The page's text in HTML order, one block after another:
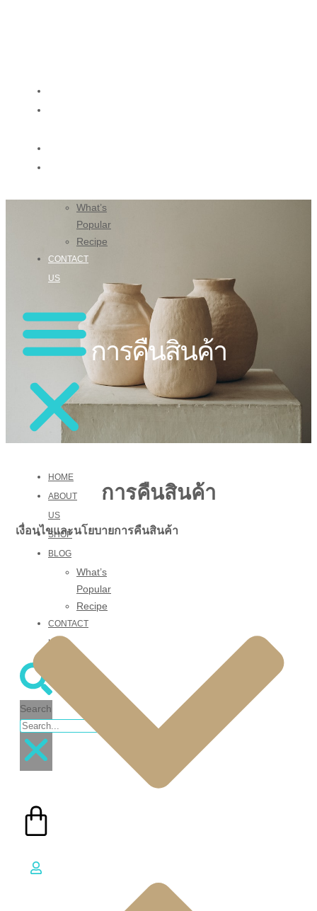
What’s
Popular
Recipe
CONTACT
US
HOME
ABOUT
US
SHOP
BLOG
What’s
Popular
Recipe
CONTACT
US
Search
การคืนสินค้า ​
การคืนสินค้า
เงื่อนไขและนโยบายการคืนสินค้า